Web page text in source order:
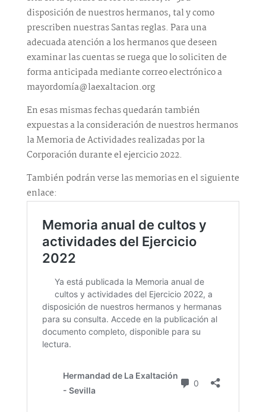
disposición de nuestros hermanos, tal y como
prescriben nuestras Santas reglas. Para una
adecuada atención a los hermanos que deseen
examinar las cuentas se ruega que lo soliciten de
forma anticipada mediante correo electrónico a
mayordomía@laexaltacion.org
En esas mismas fechas quedarán también
expuestas a la consideración de nuestros hermanos
la Memoria de Actividades realizadas por la
Corporación durante el ejercicio 2022.
También podrán verse las memorias en el siguiente
enlace: